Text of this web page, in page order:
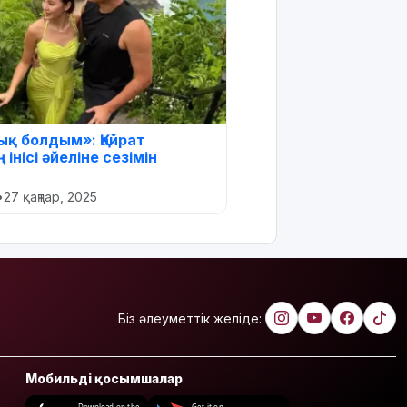
болдым»: Қайрат
әйеліне сезімін
27 қаңтар, 2025
Біз әлеуметтік желіде:
Мобильді қосымшалар